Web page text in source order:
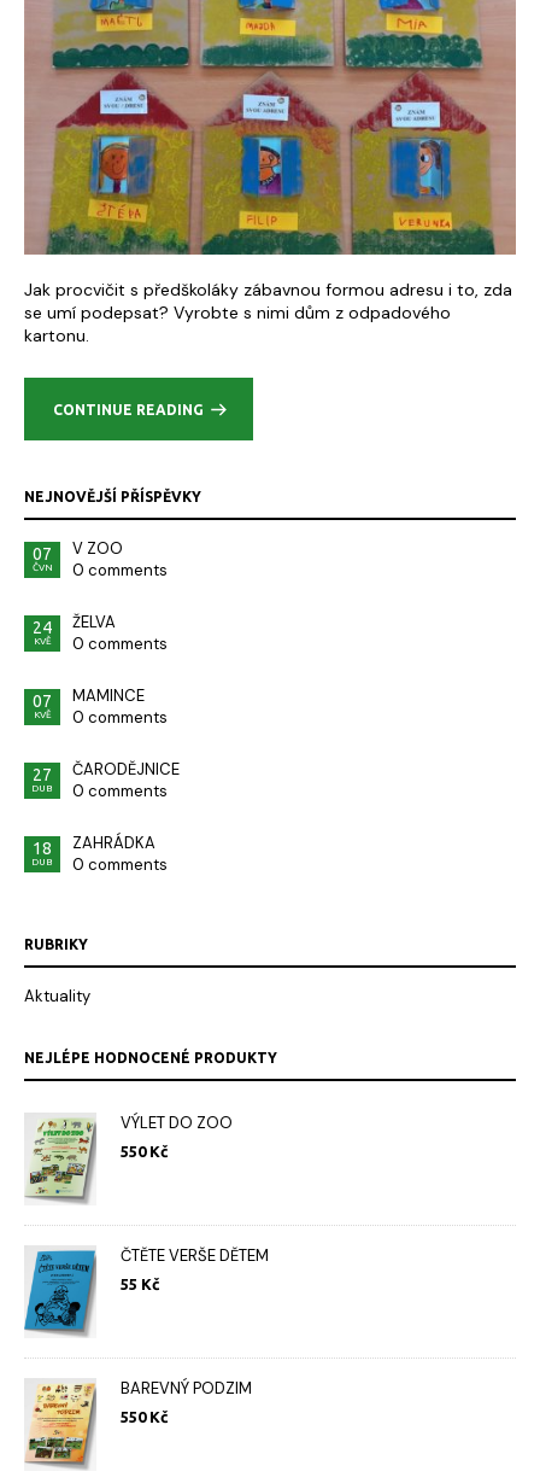
Jak procvičit s předškoláky zábavnou formou adresu i to, zda
se umí podepsat? Vyrobte s nimi dům z odpadového
kartonu.
CONTINUE READING
NEJNOVĚJŠÍ PŘÍSPĚVKY
07
ČVN
V ZOO
0 comments
24
KVĚ
ŽELVA
0 comments
07
KVĚ
MAMINCE
0 comments
27
DUB
ČARODĚJNICE
0 comments
18
DUB
ZAHRÁDKA
0 comments
RUBRIKY
Aktuality
NEJLÉPE HODNOCENÉ PRODUKTY
VÝLET DO ZOO
550 Kč
ČTĚTE VERŠE DĚTEM
55 Kč
BAREVNÝ PODZIM
550 Kč